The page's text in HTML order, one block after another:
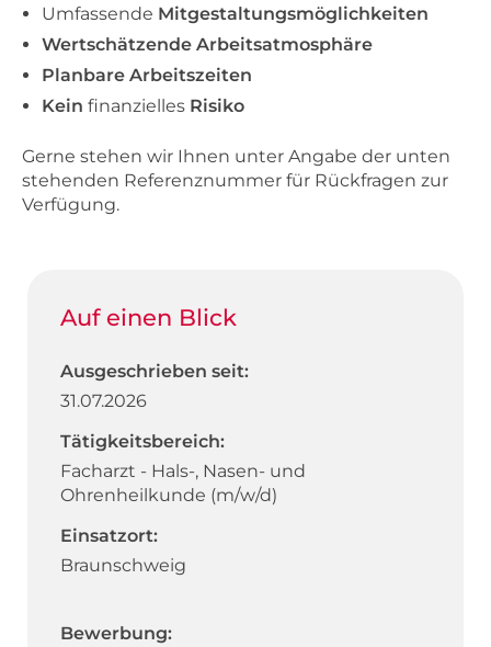
Umfassende Mitgestaltungsmöglichkeiten
Wertschätzende Arbeitsatmosphäre
Planbare Arbeitszeiten
Kein finanzielles Risiko
Gerne stehen wir Ihnen unter Angabe der unten
stehenden Referenznummer für Rückfragen zur
Verfügung.
Auf einen Blick
Ausgeschrieben seit:
31.07.2026
Tätigkeitsbereich:
Facharzt - Hals-, Nasen- und
Ohrenheilkunde (m/w/d)
Einsatzort:
Braunschweig
Bewerbung: